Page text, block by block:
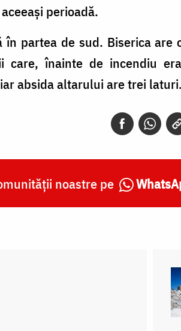
perioadă.
partea de sud. Biserica
care, înainte de incendiu
absida altarului are trei laturi.
noastre pe